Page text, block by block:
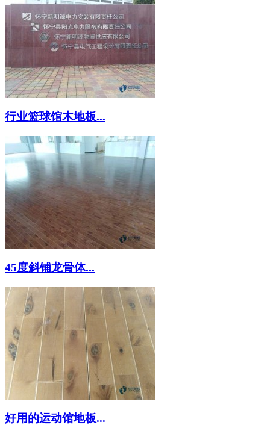
行业篮球馆木地板...
45度斜铺龙骨体...
好用的运动馆地板...